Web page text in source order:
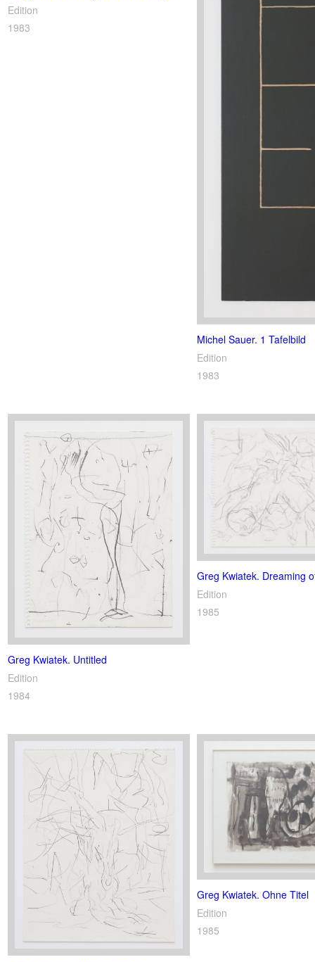
Edition
1983
Michel Sauer. 1 Tafelbild
Edition
1983
Greg Kwiatek. Untitled
Edition
1984
Greg Kwiatek. Dreaming
Edition
1985
Greg Kwiatek. Ohne Titel
Edition
1985